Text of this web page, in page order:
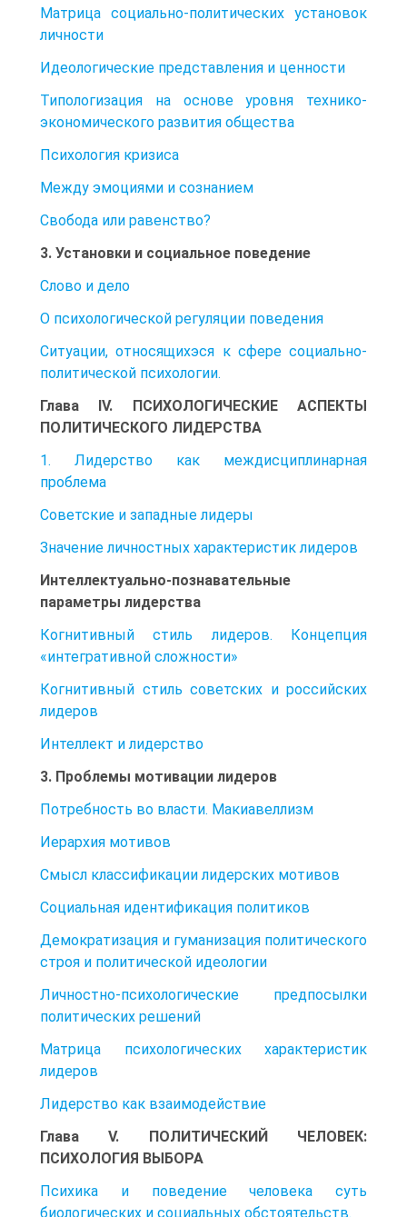
Матрица социально-политических установок
личности
Идеологические представления и ценности
Типологизация на основе уровня технико-
экономического развития общества
Психология кризиса
Между эмоциями и сознанием
Свобода или равенство?
3. Установки и социальное поведение
Слово и дело
О психологической регуляции поведения
Ситуации, относящихэся к сфере социально-
политической психологии.
Глава IV. ПСИХОЛОГИЧЕСКИЕ АСПЕКТЫ
ПОЛИТИЧЕСКОГО ЛИДЕРСТВА
1. Лидерство как междисциплинарная
проблема
Советские и западные лидеры
Значение личностных характеристик лидеров
Интеллектуально-познавательные
параметры лидерства
Когнитивный стиль лидеров. Концепция
«интегративной сложности»
Когнитивный стиль советских и российских
лидеров
Интеллект и лидерство
3. Проблемы мотивации лидеров
Потребность во власти. Макиавеллизм
Иерархия мотивов
Смысл классификации лидерских мотивов
Социальная идентификация политиков
Демократизация и гуманизация политического
строя и политической идеологии
Личностно-психологические предпосылки
политических решений
Матрица психологических характеристик
лидеров
Лидерство как взаимодействие
Глава V. ПОЛИТИЧЕСКИЙ ЧЕЛОВЕК:
ПСИХОЛОГИЯ ВЫБОРА
Психика и поведение человека суть
биологических и социальных обстоятельств.